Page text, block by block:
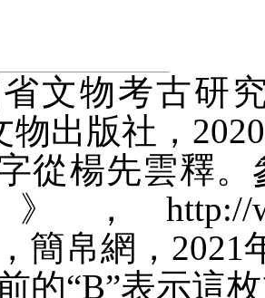
文物考古研
出版社， 2020
從楊先雲釋
》，http://
，簡帛網， 2021
的“B”表示這